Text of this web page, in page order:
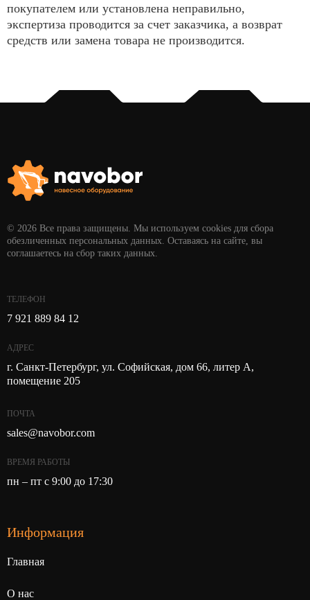
покупателем или установлена неправильно,
экспертиза проводится за счет заказчика, а возврат
средств или замена товара не производится.
© 2026 Все права защищены. Мы используем cookies для сбора
обезличенных персональных данных. Оставаясь на сайте, вы
соглашаетесь на сбор таких данных.
ТЕЛЕФОН
7 921 889 84 12
АДРЕС
г. Санкт-Петербург, ул. Софийская, дом 66, литер А,
помещение 205
ПОЧТА
sales@navobor.com
ВРЕМЯ РАБОТЫ
пн – пт с 9:00 до 17:30
Информация
Главная
О нас